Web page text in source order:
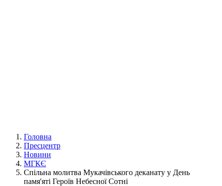
Головна
Пресцентр
Новини
МГКЄ
Спільна молитва Мукачівського деканату у День
памя'яті Героїв Небесної Сотні